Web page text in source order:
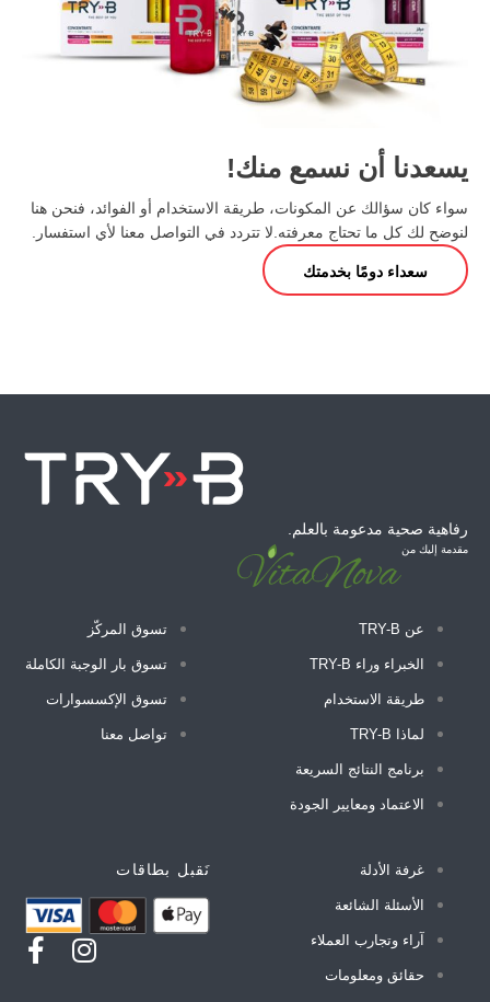
يسعدنا أن نسمع منك!
سواء كان سؤالك عن المكونات، طريقة الاستخدام أو الفوائد، فنحن هنا
لنوضح لك كل ما تحتاج معرفته. لا تتردد في التواصل معنا لأي استفسار.
سعداء دومًا بخدمتك
رفاهية صحية مدعومة بالعلم.
مقدمة إليك من
عن TRY-B
الخبراء وراء TRY-B
طريقة الاستخدام
لماذا TRY-B
برنامج النتائج السريعة
الاعتماد ومعايير الجودة
تسوق المركّز
تسوق بار الوجبة الكاملة
تسوق الإكسسوارات
تواصل معنا
غرفة الأدلة
الأسئلة الشائعة
آراء وتجارب العملاء
حقائق ومعلومات
نَقبل بطاقات